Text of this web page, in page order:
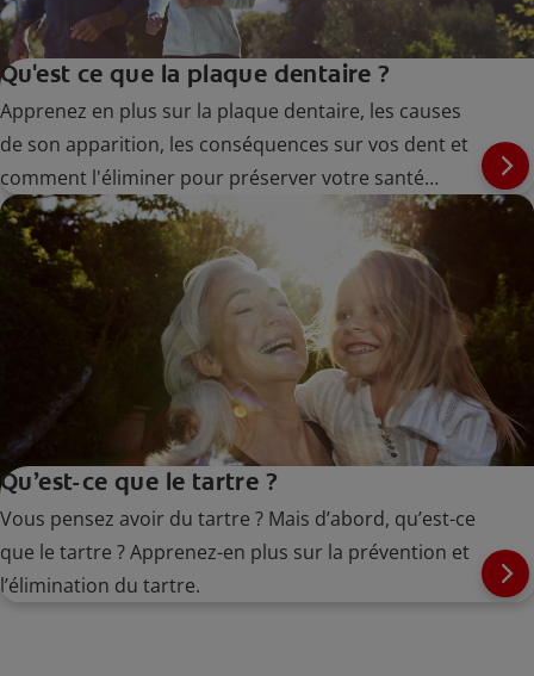
Qu'est ce que la plaque dentaire ?
Apprenez en plus sur la plaque dentaire, les causes
de son apparition, les conséquences sur vos dent et
comment l'éliminer pour préserver votre santé
bucco-dentaire
Qu’est-ce que le tartre ?
Vous pensez avoir du tartre ? Mais d’abord, qu’est-ce
que le tartre ? Apprenez-en plus sur la prévention et
l’élimination du tartre.